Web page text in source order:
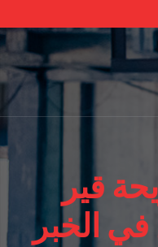
قير
الخبر